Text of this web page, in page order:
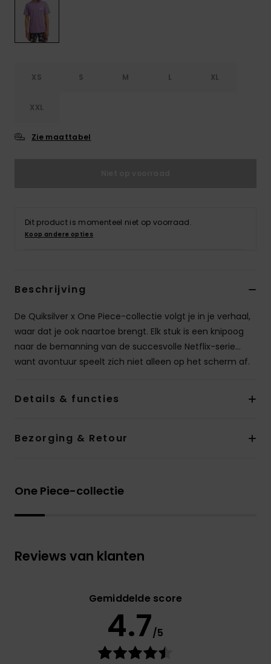
XS S M L XL
XXL
Zie maattabel
Dit product is momenteel niet op voorraad.
Koop andere opties
Beschrijving
De Quiksilver x One Piece-collectie volgt je in je verhaal,
waar dat je ook naartoe brengt. Elk stuk is een knipoog
naar de bemanning van de succesvolle Netflix-serie...
want avontuur speelt zich niet alleen op het scherm af.
Details & functies
Bezorging & Retour
One Piece-collectie
Reviews van klanten
Gemiddelde score
4.7/5